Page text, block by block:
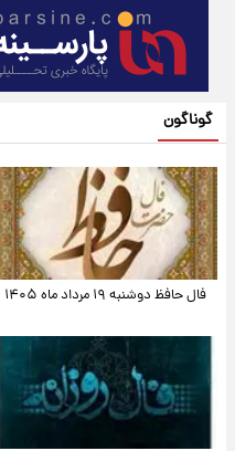
گوناگون
فال حافظ دوشنبه ۱۹ مرداد ماه ۱۴۰۵